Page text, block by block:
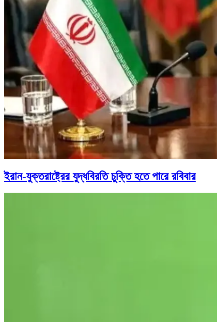
ইরান-যুক্তরাষ্ট্রের যুদ্ধবিরতি চুক্তি হতে পারে রবিবার